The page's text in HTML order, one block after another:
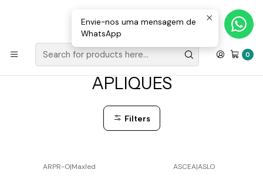
0
Loja Valongo: 220 150 143 (chamada para a rede fixa nacional) «»
E-mail: geral@movenergy.pt
Home
APLIQUES
Filters
ARPR-O|Maxled ASCEA|ASLO
Envie-nos uma mensagem de
WhatsApp